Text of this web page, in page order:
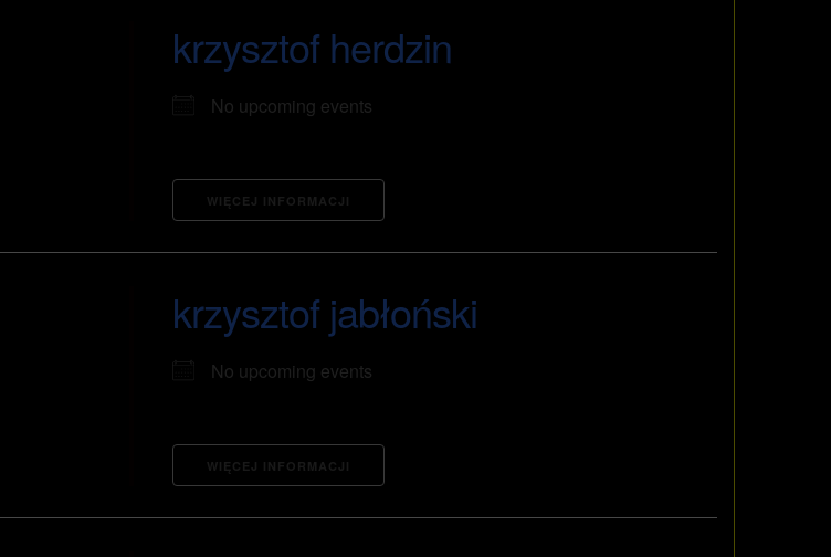
krzysztof herdzin
No upcoming events
WIĘCEJ INFORMACJI
krzysztof jabłoński
No upcoming events
WIĘCEJ INFORMACJI